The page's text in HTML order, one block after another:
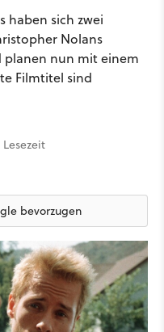
haben sich zwei
Nolans
nun mit einem
Filmtitel sind
Lesezeit
bevorzugen